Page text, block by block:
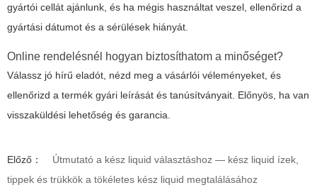
gyártói cellát ajánlunk, és ha mégis használtat veszel, ellenőrizd a
gyártási dátumot és a sérülések hiányát.
Online rendelésnél hogyan biztosíthatom a minőséget?
Válassz jó hírű eladót, nézd meg a vásárlói véleményeket, és
ellenőrizd a termék gyári leírását és tanúsítványait. Előnyös, ha van
visszaküldési lehetőség és garancia.
Előző：
Útmutató a kész liquid választáshoz — kész liquid ízek,
tippek és trükkök a tökéletes kész liquid megtalálásához